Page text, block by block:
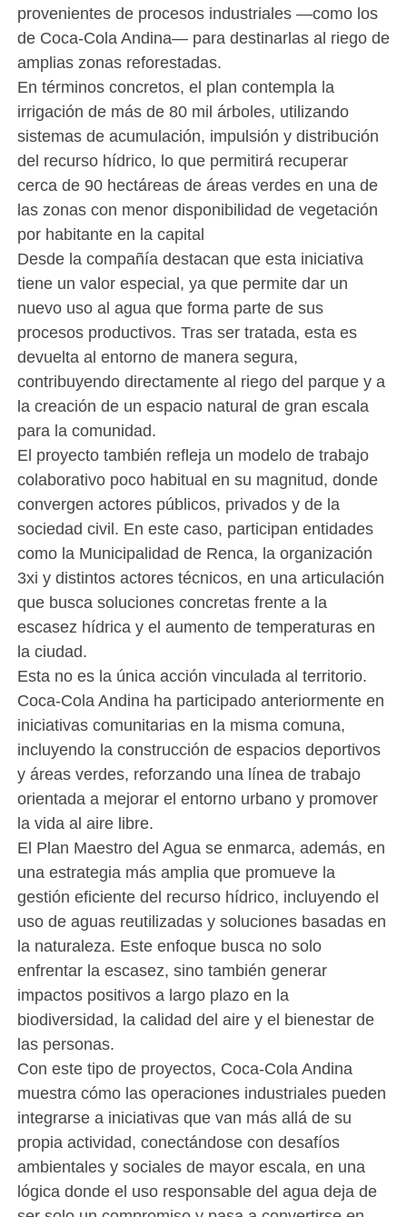
provenientes de procesos industriales —como los
de Coca-Cola Andina— para destinarlas al riego de
amplias zonas reforestadas.
En términos concretos, el plan contempla la
irrigación de más de 80 mil árboles, utilizando
sistemas de acumulación, impulsión y distribución
del recurso hídrico, lo que permitirá recuperar
cerca de 90 hectáreas de áreas verdes en una de
las zonas con menor disponibilidad de vegetación
por habitante en la capital
Desde la compañía destacan que esta iniciativa
tiene un valor especial, ya que permite dar un
nuevo uso al agua que forma parte de sus
procesos productivos. Tras ser tratada, esta es
devuelta al entorno de manera segura,
contribuyendo directamente al riego del parque y a
la creación de un espacio natural de gran escala
para la comunidad.
El proyecto también refleja un modelo de trabajo
colaborativo poco habitual en su magnitud, donde
convergen actores públicos, privados y de la
sociedad civil. En este caso, participan entidades
como la Municipalidad de Renca, la organización
3xi y distintos actores técnicos, en una articulación
que busca soluciones concretas frente a la
escasez hídrica y el aumento de temperaturas en
la ciudad.
Esta no es la única acción vinculada al territorio.
Coca-Cola Andina ha participado anteriormente en
iniciativas comunitarias en la misma comuna,
incluyendo la construcción de espacios deportivos
y áreas verdes, reforzando una línea de trabajo
orientada a mejorar el entorno urbano y promover
la vida al aire libre.
El Plan Maestro del Agua se enmarca, además, en
una estrategia más amplia que promueve la
gestión eficiente del recurso hídrico, incluyendo el
uso de aguas reutilizadas y soluciones basadas en
la naturaleza. Este enfoque busca no solo
enfrentar la escasez, sino también generar
impactos positivos a largo plazo en la
biodiversidad, la calidad del aire y el bienestar de
las personas.
Con este tipo de proyectos, Coca-Cola Andina
muestra cómo las operaciones industriales pueden
integrarse a iniciativas que van más allá de su
propia actividad, conectándose con desafíos
ambientales y sociales de mayor escala, en una
lógica donde el uso responsable del agua deja de